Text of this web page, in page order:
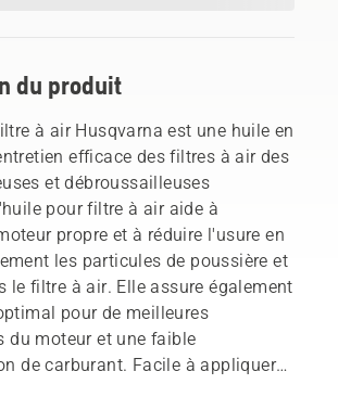
du produit
à air Husqvarna est une huile en
efficace des filtres à air des
et débroussailleuses
pour filtre à air aide à
propre et à réduire l'usure en
les particules de poussière et
le filtre à air. Elle assure également
pour de meilleures
du moteur et une faible
de carburant. Facile à appliquer